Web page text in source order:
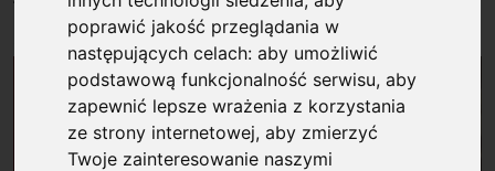
poprawić jakość przeglądania w
następujących celach:aby umożliwić
podstawową funkcjonalność serwisu,aby
zapewnić lepsze wrażenia z korzystania
ze strony internetowej,aby zmierzyć
Twoje zainteresowanie naszymi
serii Monografie FNP